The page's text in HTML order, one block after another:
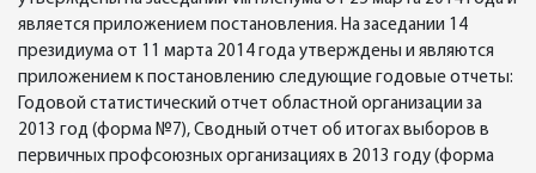
является приложением постановления. На заседании 14
президиума от 11 марта 2014 года утверждены и являются
приложением к постановлению следующие годовые отчеты:
Годовой статистический отчет областной организации за
2013 год (форма №7), Сводный отчет об итогах выборов в
первичных профсоюзных организациях в 2013 году (форма